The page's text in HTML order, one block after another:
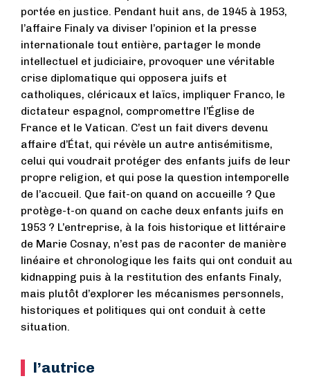
portée en justice. Pendant huit ans, de 1945 à 1953,
l’affaire Finaly va diviser l’opinion et la presse
internationale tout entière, partager le monde
intellectuel et judiciaire, provoquer une véritable
crise diplomatique qui opposera juifs et
catholiques, cléricaux et laïcs, impliquer Franco, le
dictateur espagnol, compromettre l’Église de
France et le Vatican. C’est un fait divers devenu
affaire d’État, qui révèle un autre antisémitisme,
celui qui voudrait protéger des enfants juifs de leur
propre religion, et qui pose la question intemporelle
de l’accueil. Que fait-on quand on accueille ? Que
protège-t-on quand on cache deux enfants juifs en
1953 ? L’entreprise, à la fois historique et littéraire
de Marie Cosnay, n’est pas de raconter de manière
linéaire et chronologique les faits qui ont conduit au
kidnapping puis à la restitution des enfants Finaly,
mais plutôt d’explorer les mécanismes personnels,
historiques et politiques qui ont conduit à cette
situation.
l’autrice